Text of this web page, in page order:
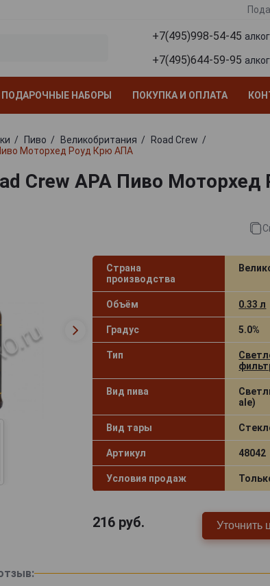
+7(495)998-54-45
+7(495)644-59-95
ПОДАРОЧНЫЕ НАБОРЫ ПОКУПКА И ОПЛАТА
Пиво Великобритания
Road Crew
Моторхед Роуд Крю АПА
Crew APA Пиво
Страна
производства
Объём 0.33 л
Градус 5.0%
Тип
Вид пива
ale)
Вид тары
Артикул 48042
Условия продаж
216руб. Уточнить